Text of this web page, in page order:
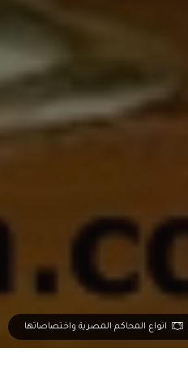
انواع المحاكم المصرية واختصاصاتها